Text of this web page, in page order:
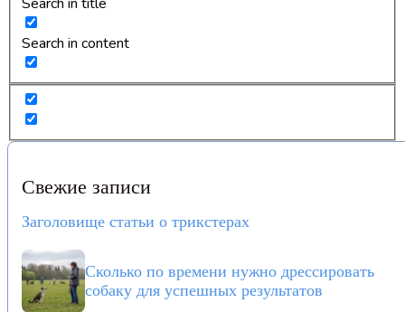
Search in content
Свежие записи
Заголовище статьи о трикстерах
Сколько по времени нужно дрессировать
собаку для успешных результатов